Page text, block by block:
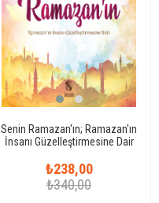
Senin Ramazan'ın; Ramazan'ın
İnsanı Güzelleştirmesine Dair
₺238,00
₺340,00